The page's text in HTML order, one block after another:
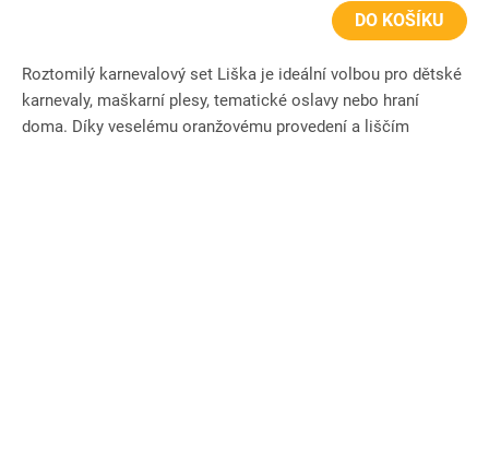
DO KOŠÍKU
Roztomilý karnevalový set Liška je ideální volbou pro dětské
karnevaly, maškarní plesy, tematické oslavy nebo hraní
doma. Díky veselému oranžovému provedení a liščím